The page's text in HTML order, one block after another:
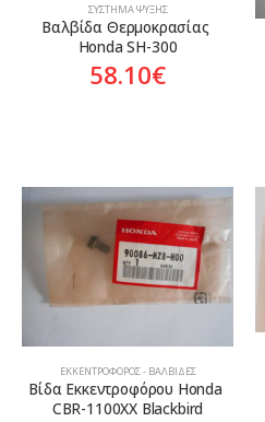
ΣΎΣΤΗΜΑ ΨΎΞΗΣ
Βαλβίδα Θερμοκρασίας
Honda SH-300
58.10€
ΕΚΚΕΝΤΡΟΦΌΡΟΣ - ΒΑΛΒΊΔΕΣ
Βίδα Εκκεντροφόρου Honda
CBR-1100XX Blackbird